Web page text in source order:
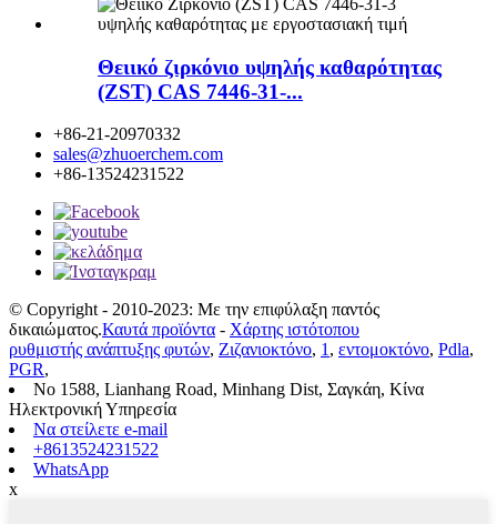
Θειικό ζιρκόνιο υψηλής καθαρότητας
(ZST) CAS 7446-31-...
+86-21-20970332
sales@zhuoerchem.com
+86-13524231522
© Copyright - 2010-2023: Με την επιφύλαξη παντός
δικαιώματος.Καυτά προϊόντα - Χάρτης ιστότοπου
ρυθμιστής ανάπτυξης φυτών, Ζιζανιοκτόνο, 1 , εντομοκτόνο, Pdla,
PGR,
No 1588, Lianhang Road, Minhang Dist, Σαγκάη, Κίνα
Ηλεκτρονική Υπηρεσία
Να στείλετε e-mail
+8613524231522
WhatsApp
x